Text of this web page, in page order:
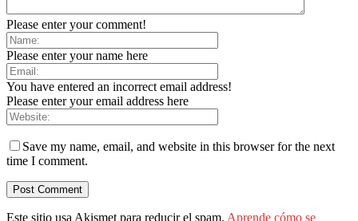
Please enter your comment!
Please enter your name here
You have entered an incorrect email address!
Please enter your email address here
Save my name, email, and website in this browser for the next
time I comment.
Este sitio usa Akismet para reducir el spam. Aprende cómo se